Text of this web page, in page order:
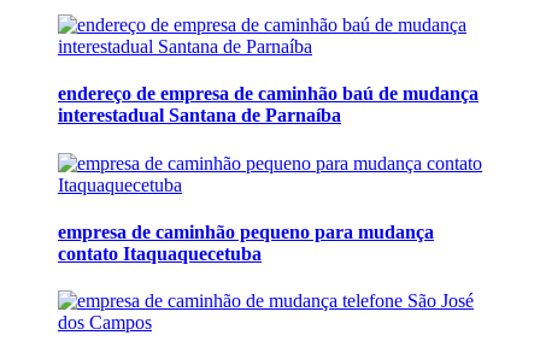
endereço de empresa de caminhão baú de mudança
interestadual Santana de Parnaíba
empresa de caminhão pequeno para mudança
contato Itaquaquecetuba